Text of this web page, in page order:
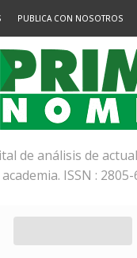
PUBLICA CON NOSOTROS
de análisis de
ISSN :